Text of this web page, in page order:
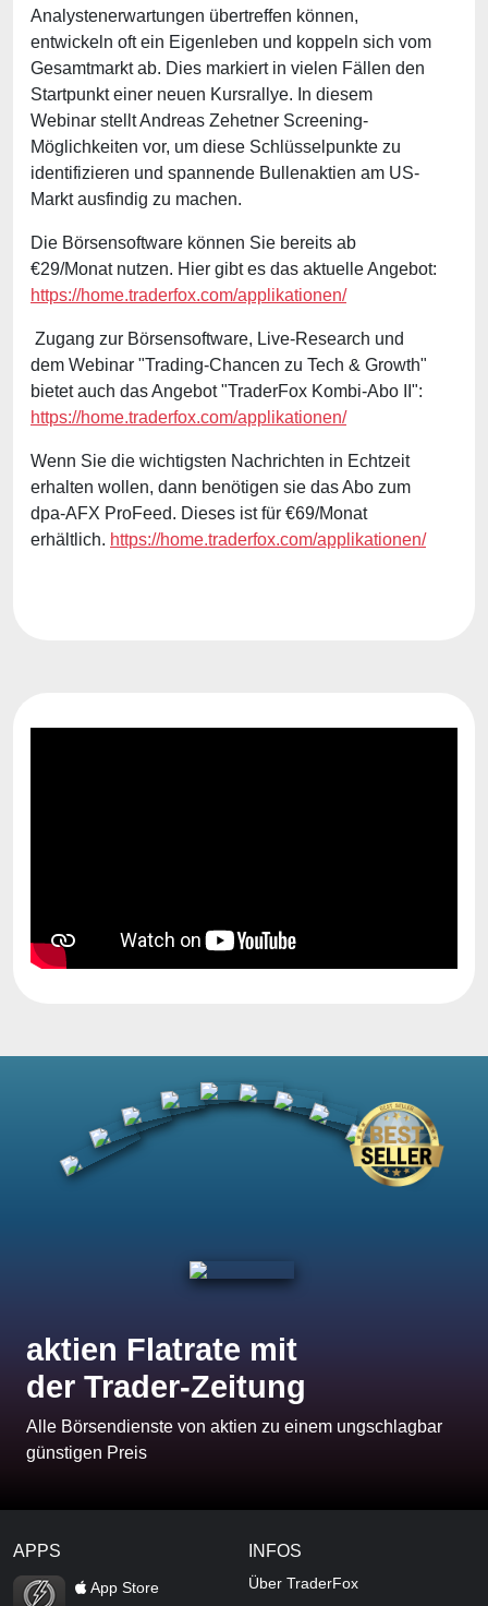
Analystenerwartungen übertreffen können,
entwickeln oft ein Eigenleben und koppeln sich vom
Gesamtmarkt ab. Dies markiert in vielen Fällen den
Startpunkt einer neuen Kursrallye. In diesem
Webinar stellt Andreas Zehetner Screening-
Möglichkeiten vor, um diese Schlüsselpunkte zu
identifizieren und spannende Bullenaktien am US-
Markt ausfindig zu machen.
Die Börsensoftware können Sie bereits ab
€29/Monat nutzen. Hier gibt es das aktuelle Angebot:
https://home.traderfox.com/applikationen/
Zugang zur Börsensoftware, Live-Research und
dem Webinar "Trading-Chancen zu Tech & Growth"
bietet auch das Angebot "TraderFox Kombi-Abo II":
https://home.traderfox.com/applikationen/
Wenn Sie die wichtigsten Nachrichten in Echtzeit
erhalten wollen, dann benötigen sie das Abo zum
dpa-AFX ProFeed. Dieses ist für €69/Monat
erhältlich. https://home.traderfox.com/applikationen/
aktien Flatrate mit
der Trader-Zeitung
Alle Börsendienste von aktien zu einem ungschlagbar
günstigen Preis
APPS
TraderFox Flash
App Store
INFOS
Über TraderFox